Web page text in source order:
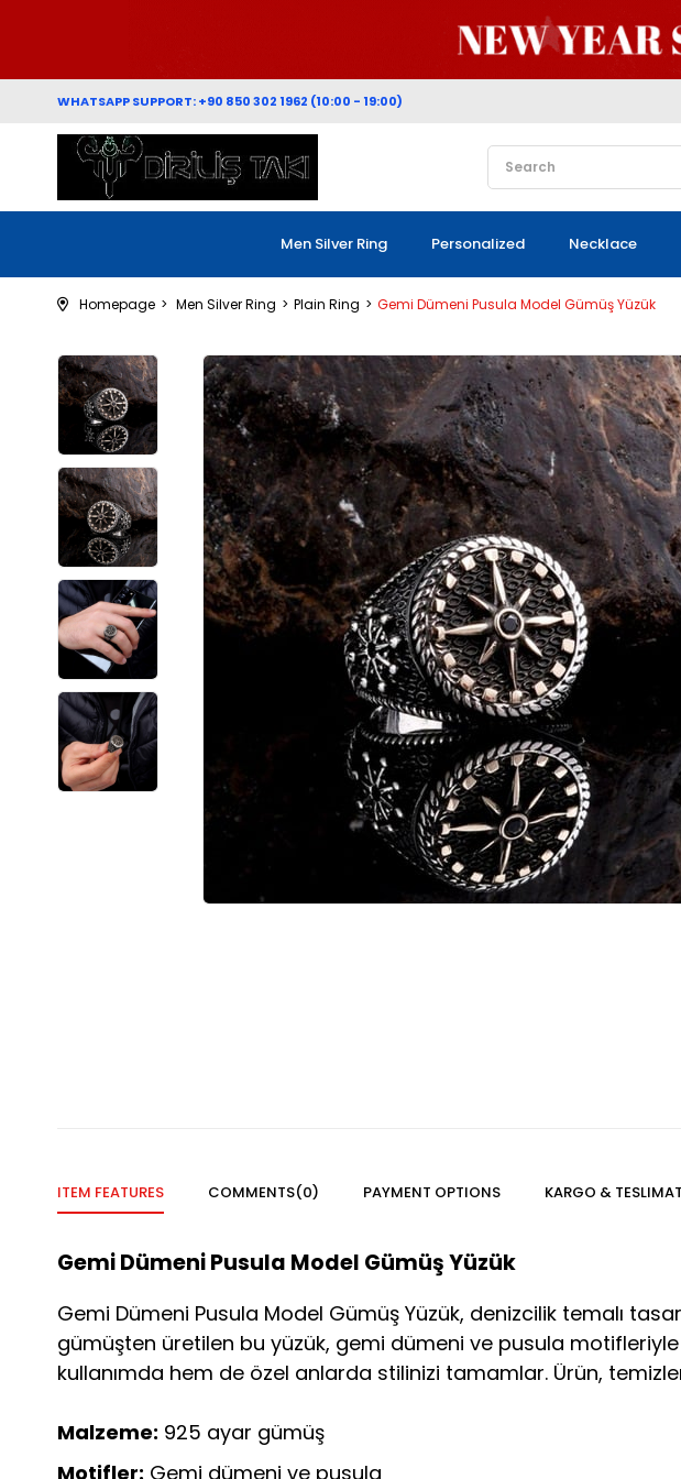
WHATSAPP SUPPORT: +90 850 302 1962 (10:00 - 19:00)
Men Silver Ring Personalized Necklace
Homepage Men Silver Ring Plain Ring Gemi Dümeni Pusula Model Gümüş Yüzük
ITEM FEATURES COMMENTS(0) PAYMENT OPTIONS KARGO & TESLIMAT
Gemi Dümeni Pusula Model Gümüş Yüzük
Gemi Dümeni Pusula Model Gümüş Yüzük, denizcilik temalı
gümüşten üretilen bu yüzük, gemi dümeni ve pusula motifleriyle
kullanımda hem de özel anlarda stilinizi tamamlar. Ürün,
Malzeme: 925 ayar gümüş
Motifler: Gemi dümeni ve pusula